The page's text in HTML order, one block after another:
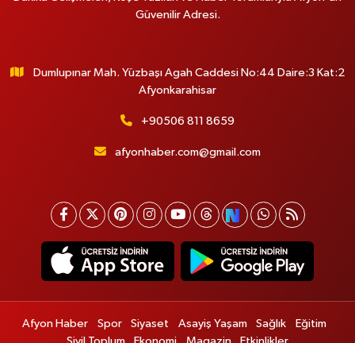
Güvenilir Adresi.
Dumlupınar Mah. Yüzbaşı Agah Caddesi No:44 Daire:3 Kat:2
Afyonkarahisar
+90506 811 8659
afyonhaber.com@gmail.com
Afyon Haber Spor Siyaset Asayiş Yaşam Sağlık
Eğitim